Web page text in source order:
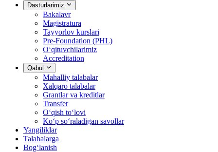
Dasturlarimiz
Bakalavr
Magistratura
Tayyorlov kurslari
Pre-Foundation (PHL)
O‘qituvchilarimiz
Accreditation
Qabul
Mahalliy talabalar
Xalqaro talabalar
Grantlar va kreditlar
Transfer
O‘qish to‘lovi
Ko‘p so‘raladigan savollar
Yangiliklar
Talabalarga
Bog‘lanish